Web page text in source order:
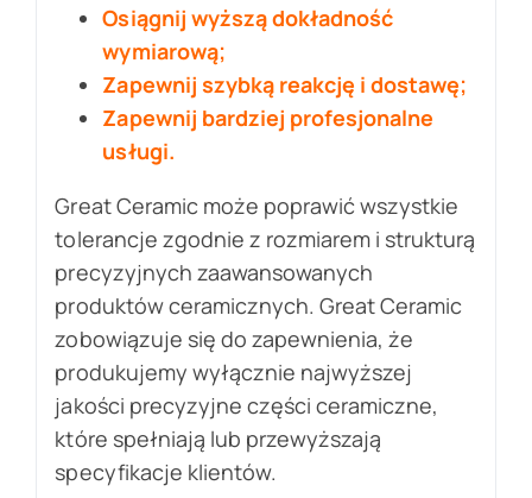
Osiągnij wyższą dokładność
wymiarową;
Zapewnij szybką reakcję i dostawę;
Zapewnij bardziej profesjonalne
usługi.
Great Ceramic może poprawić wszystkie
tolerancje zgodnie z rozmiarem i strukturą
precyzyjnych zaawansowanych
produktów ceramicznych. Great Ceramic
zobowiązuje się do zapewnienia, że
produkujemy wyłącznie najwyższej
jakości precyzyjne części ceramiczne,
które spełniają lub przewyższają
specyfikacje klientów.